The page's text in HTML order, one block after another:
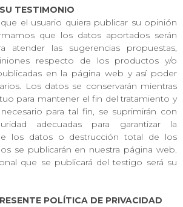
TESTIMONIO
el usuario quiera publicar su opinión
que los datos aportados serán
atender las sugerencias propuestas,
respecto de los productos y/o
en la página web y así poder
Los datos se conservarán mientras
para mantener el fin del tratamiento y
para tal fin, se suprimirán con
adecuadas para garantizar la
los datos o destrucción total de los
se publicarán en nuestra página web.
que se publicará del testigo será su
POLÍTICA DE PRIVACIDAD